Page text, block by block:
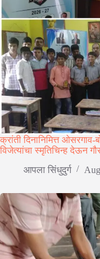
क्रांती दिनानिमित्त
विजेत्यांचा स्मृतिचिन्ह देऊन
आपला सिंधुदुर्ग